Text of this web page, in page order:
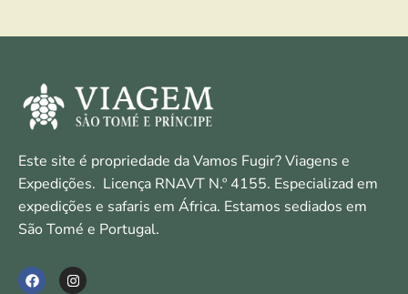
Este site é propriedade da Vamos Fugir? Viagens e
Expedições. Licença RNAVT N.º 4155. Especializad em
expedições e safaris em África. Estamos sediados em
São Tomé e Portugal.
F
a
I
n